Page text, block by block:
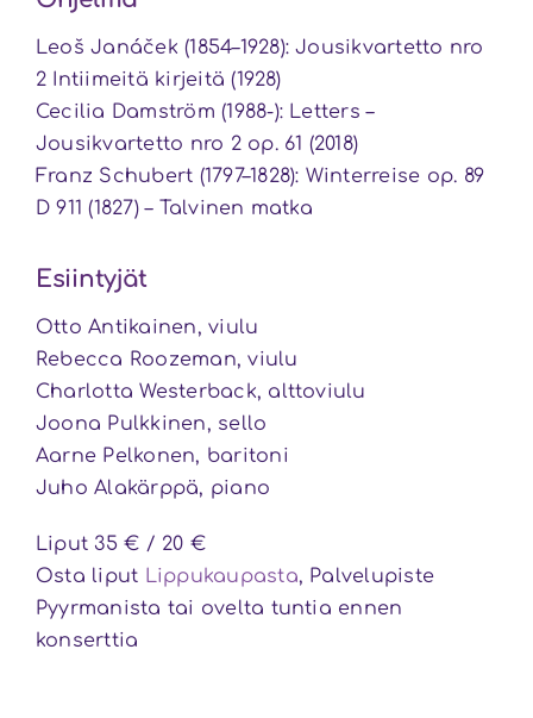
Leoš Janáček (1854–1928): Jousikvartetto nro
2 Intiimeitä kirjeitä (1928)
Cecilia Damström (1988-): Letters –
Jousikvartetto nro 2 op. 61 (2018)
Franz Schubert (1797–1828): Winterreise op. 89
D 911 (1827) – Talvinen matka
Esiintyjät
Otto Antikainen, viulu
Rebecca Roozeman, viulu
Charlotta Westerback, alttoviulu
Joona Pulkkinen, sello
Aarne Pelkonen, baritoni
Juho Alakärppä, piano
Liput 35 € / 20 €
Osta liput Lippukaupasta, Palvelupiste
Pyyrmanista tai ovelta tuntia ennen
konserttia